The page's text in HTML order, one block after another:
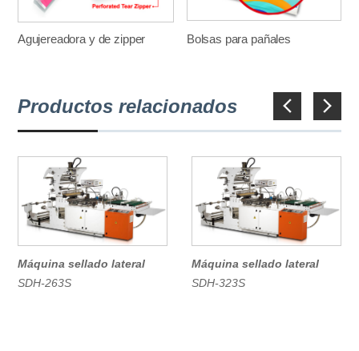
Agujereadora y de zipper Bolsas para pañales
Productos relacionados Previous
Máquina sellado lateral
SDH-263S
Máquina sellado lateral
SDH-323S
Next